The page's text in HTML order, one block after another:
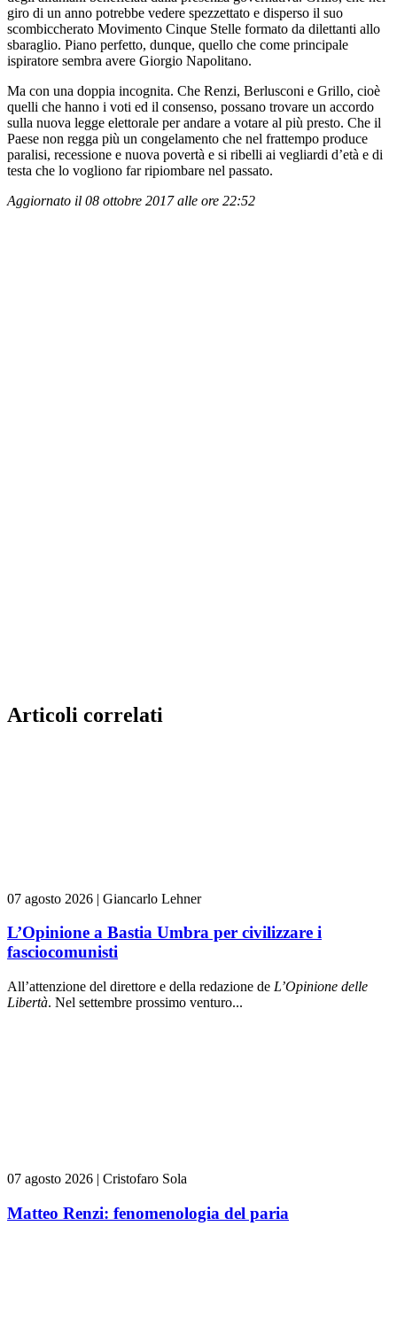
giro di un anno potrebbe vedere spezzettato e disperso il suo
scombiccherato Movimento Cinque Stelle formato da dilettanti allo
sbaraglio. Piano perfetto, dunque, quello che come principale
ispiratore sembra avere Giorgio Napolitano.
Ma con una doppia incognita. Che Renzi, Berlusconi e Grillo, cioè
quelli che hanno i voti ed il consenso, possano trovare un accordo
sulla nuova legge elettorale per andare a votare al più presto. Che il
Paese non regga più un congelamento che nel frattempo produce
paralisi, recessione e nuova povertà e si ribelli ai vegliardi d’età e di
testa che lo vogliono far ripiombare nel passato.
Aggiornato il 08 ottobre 2017 alle ore 22:52
Articoli correlati
07 agosto 2026 | Giancarlo Lehner
L’Opinione a Bastia Umbra per civilizzare i
fasciocomunisti
All’attenzione del direttore e della redazione de L’Opinione delle
Libertà. Nel settembre prossimo venturo...
07 agosto 2026 | Cristofaro Sola
Matteo Renzi: fenomenologia del paria